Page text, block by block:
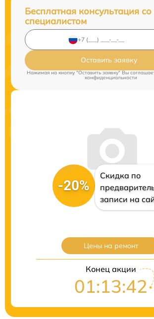
Бесплатная консультация со
специалистом
Оставить заявку
Нажимая на кнопку "Оставить заявку" Вы
конфиденциальности
-20%
Скидка по
записи на
Цены на ремонт
Конец акции
01:13:41